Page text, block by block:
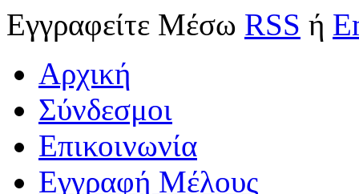
Εγγραφείτε Μέσω RSS ή
Αρχική
Σύνδεσμοι
Επικοινωνία
Εγγραφή Μέλους